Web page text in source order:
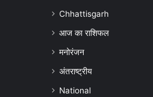
Chhattisgarh
आज का राशिफल
मनोरंजन
अंतराष्ट्रीय
National